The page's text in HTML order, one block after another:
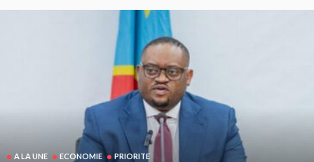
A LA UNE ECONOMIE PRIORITE